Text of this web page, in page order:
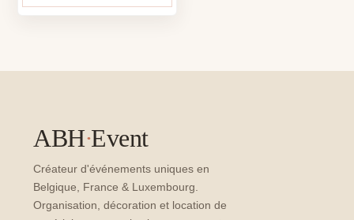
ABH·Event
Créateur d'événements uniques en
Belgique, France & Luxembourg.
Organisation, décoration et location de